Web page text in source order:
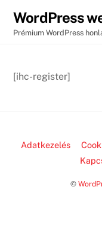
content
WordPress
Prémium WordPress
[ihc-register]
Adatkezelés
©